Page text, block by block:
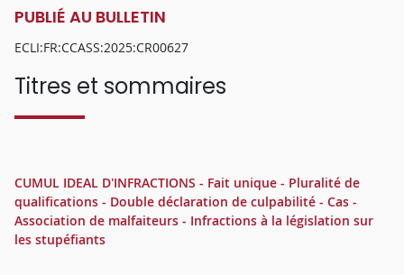
PUBLIÉ AU BULLETIN
ECLI:FR:CCASS:2025:CR00627
Titres et sommaires
CUMUL IDEAL D'INFRACTIONS - Fait unique - Pluralité de
qualifications - Double déclaration de culpabilité - Cas -
Association de malfaiteurs - Infractions à la législation sur
les stupéfiants